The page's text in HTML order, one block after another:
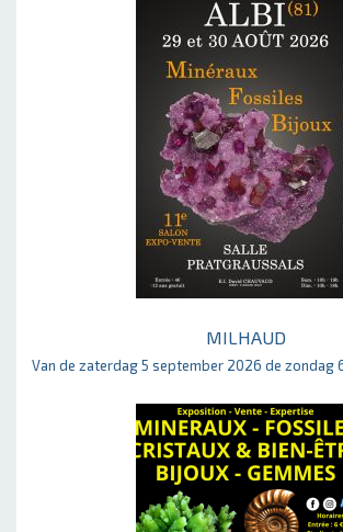
MILHAUD
Van de zaterdag 5 september 2026 de zondag